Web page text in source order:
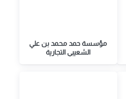
مؤسسة حمد محمد بن علي
الشعيبي التجارية